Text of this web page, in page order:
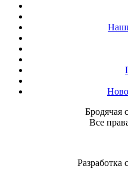
Бродячая
Все
Разработка